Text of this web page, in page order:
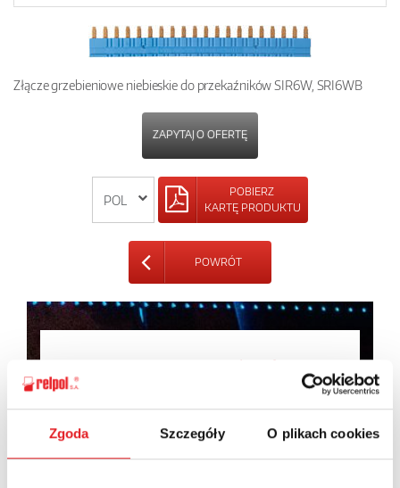
Zgoda Szczegóły O plikach cookies
Złącze grzebieniowe niebieskie do przekaźników SIR6W, SRI6WB
ZAPYTAJ O OFERTĘ
POBIERZ
KARTĘ PRODUKTU
POWRÓT
Zapytaj o szczegóły oferty
Imię i nazwisko: *